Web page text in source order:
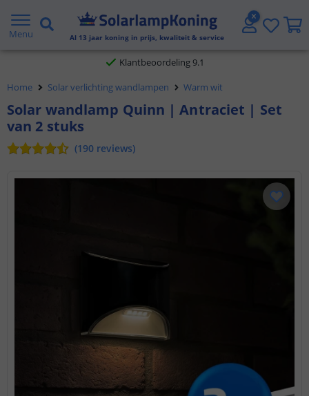
Menu Al 13 jaar koning in prijs, kwaliteit & service
Gratis verzending vanaf € 20,- NL en BE
Klantbeoordeling 9.1
Voor 23:45 uur besteld, morgen in huis
Home Solar verlichting wandlampen Warm wit
Solar wandlamp Quinn | Antraciet | Set
van 2 stuks
(190 reviews)